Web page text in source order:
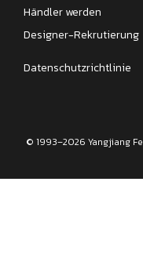
Händler werden
Designer-Rekrutierung
Datenschutzrichtlinie
© 1993–2026 Yangjiang